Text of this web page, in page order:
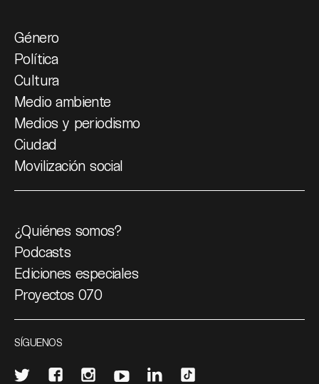
Género
Política
Cultura
Medio ambiente
Medios y periodismo
Ciudad
Movilización social
¿Quiénes somos?
Podcasts
Ediciones especiales
Proyectos 070
SÍGUENOS